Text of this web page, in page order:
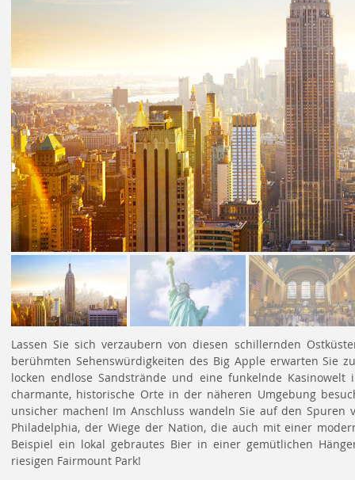
Lassen Sie sich verzaubern von diesen schillernden
berühmten Sehenswürdigkeiten des Big Apple erwarten Sie
locken endlose Sandstrände und eine funkelnde
charmante, historische Orte in der näheren Umgebung
unsicher machen! Im Anschluss wandeln Sie auf den Spuren
Philadelphia, der Wiege der Nation, die auch mit einer
Beispiel ein lokal gebrautes Bier in einer gemütlichen
riesigen Fairmount Park!